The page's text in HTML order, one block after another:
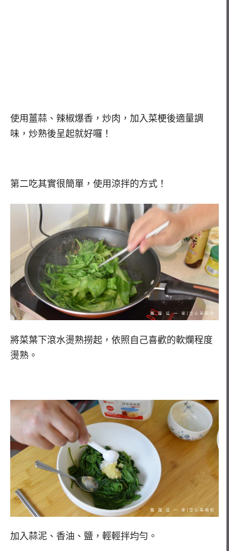
使用薑蒜、辣椒爆香，炒肉，加入菜梗後適量調
味，炒熟後呈起就好囉！
第二吃其實很簡單，使用涼拌的方式！
將菜葉下滾水燙熟撈起，依照自己喜歡的軟爛程度
燙熟。
加入蒜泥、香油、鹽，輕輕拌均勻。